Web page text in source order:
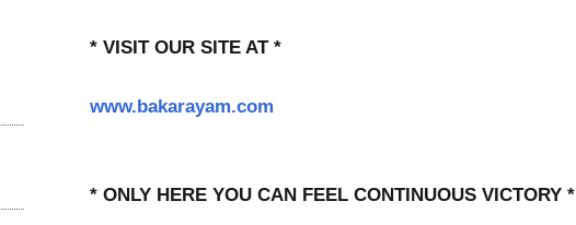
* VISIT OUR SITE AT *
www.bakarayam.com
* ONLY HERE YOU CAN FEEL CONTINUOUS VICTORY *